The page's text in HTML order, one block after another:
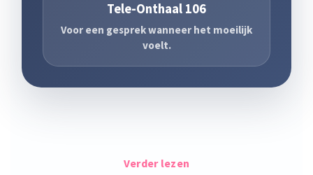
Tele-Onthaal 106
Voor een gesprek wanneer het moeilijk
voelt.
Verder lezen